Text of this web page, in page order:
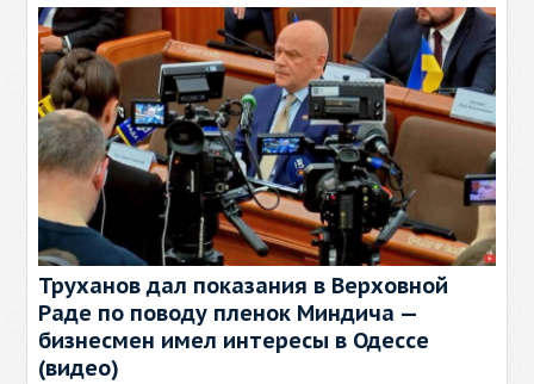
Труханов дал показания в Верховной
Раде по поводу пленок Миндича —
бизнесмен имел интересы в Одессе
(видео)